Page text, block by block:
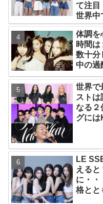
て注目
世界中
美女ソ
ルメン
ック
体調を
時間は
数十分
中の過
世界で
スト
なる
グには
LE
えると
に・・
格とと